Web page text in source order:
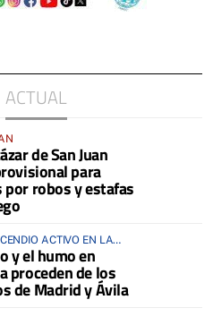
ACTUAL
de San Juan
para
robos y estafas
ACTIVO EN LA
y el humo en
proceden de los
de Madrid y Ávila